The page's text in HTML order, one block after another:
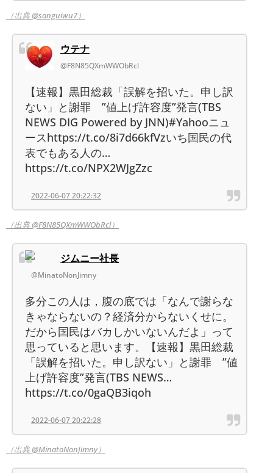
（出典 @sanguiwu7）
ウテナ
@F8N85QXmWWObRcl
【速報】黒田総裁「誤解を招いた。申し訳
ない」と謝罪 ”値上げ許容度”発言(TBS
NEWS DIG Powered by JNN)#Yahooニュ
ースhttps://t.co/8i7d66kfVzいち国民の代
表でもある人の…
https://t.co/NPX2WJgZzc
2022-06-07 20:22:32
（出典 @F8N85QXmWWObRcl）
ジムニー社長
@MinatoNonJimny
多分この人は，腹の底では「なんで謝らな
きゃならないの？経済分からないくせに。
だから国民はバカしかいないんだよ」って
思っていると思います。【速報】黒田総裁
「誤解を招いた。申し訳ない」と謝罪 ”値
上げ許容度”発言(TBS NEWS…
https://t.co/0gaQB3iqoh
2022-06-07 20:22:28
（出典 @MinatoNonJimny）